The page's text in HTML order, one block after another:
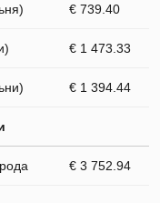
€ 739.40
€ 1 473.33
€ 1 394.44
€ 3 752.94